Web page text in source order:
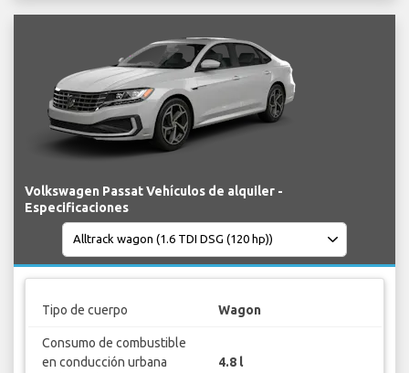
Volkswagen Passat Vehículos de alquiler -
Especificaciones
Tipo de cuerpo Wagon
Consumo de combustible
en conducción urbana
4.8 l